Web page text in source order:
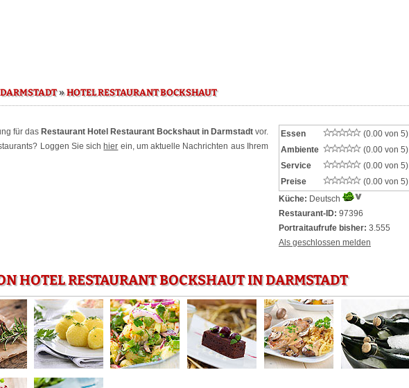
DARMSTADT»HOTEL RESTAURANT BOCKSHAUT
für das Restaurant Hotel Restaurant Bockshaut in Darmstadt vor.
Loggen Sie sich hier ein, um aktuelle Nachrichten aus Ihrem
Essen
(0.00 von 5)
Ambiente
(0.00 von 5)
Service
(0.00 von 5)
Preise
(0.00 von 5)
Küche: Deutsch
Restaurant-ID: 97396
Portraitaufrufe bisher: 3.555
Als geschlossen melden
HOTEL RESTAURANT BOCKSHAUT IN DARMSTADT